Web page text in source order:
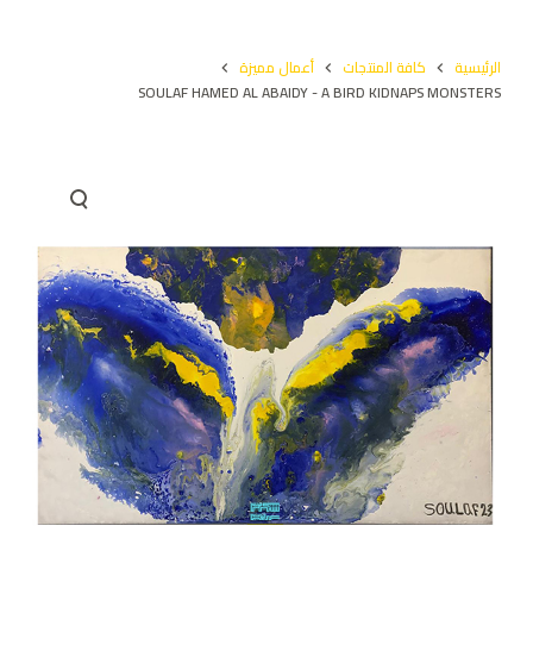
الرئيسية كافة المنتجات
أعمال مميزة
SOULAF HAMED AL ABAIDY - A BIRD KIDNAPS MONSTERS